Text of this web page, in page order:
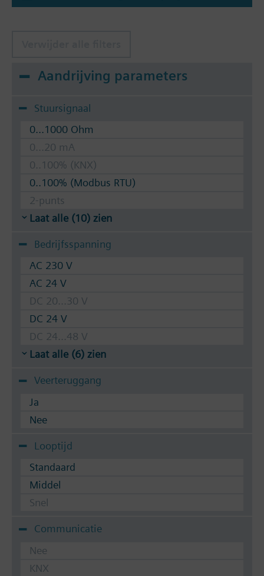
Aandrijving parameters
Stuursignaal
0...1000 Ohm
0...20 mA
0..100% (KNX)
0..100% (Modbus RTU)
2-punts
Laat alle (10) zien
Bedrijfsspanning
AC 230 V
AC 24 V
DC 20...30 V
DC 24 V
DC 24...48 V
Laat alle (6) zien
Veerteruggang
Ja
Nee
Looptijd
Standaard
Middel
Snel
Communicatie
Nee
KNX